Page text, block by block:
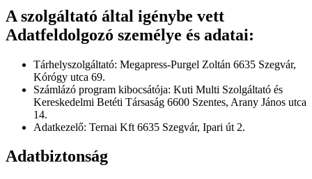
A szolgáltató által igénybe vett
Adatfeldolgozó személye és adatai:
Tárhelyszolgáltató: Megapress-Purgel Zoltán 6635 Szegvár,
Kórógy utca 69.
Számlázó program kibocsátója: Kuti Multi Szolgáltató és
Kereskedelmi Betéti Társaság 6600 Szentes, Arany János utca
14.
Adatkezelő: Ternai Kft 6635 Szegvár, Ipari út 2.
Adatbiztonság